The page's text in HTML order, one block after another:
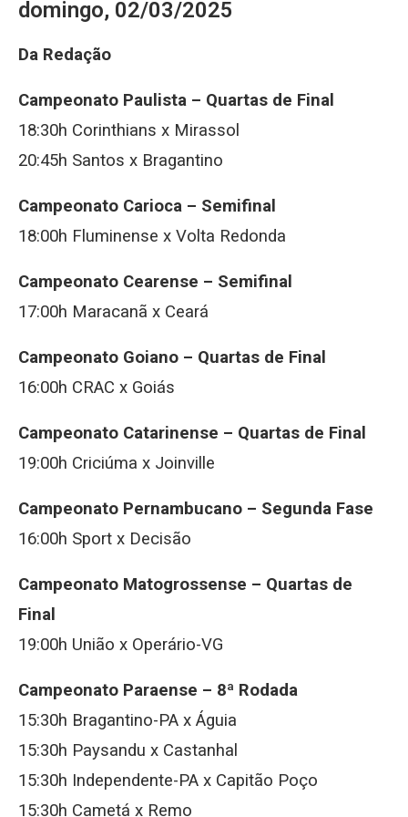
domingo, 02/03/2025
Da Redação
Campeonato Paulista – Quartas de Final
18:30h Corinthians x Mirassol
20:45h Santos x Bragantino
Campeonato Carioca – Semifinal
18:00h Fluminense x Volta Redonda
Campeonato Cearense – Semifinal
17:00h Maracanã x Ceará
Campeonato Goiano – Quartas de Final
16:00h CRAC x Goiás
Campeonato Catarinense – Quartas de Final
19:00h Criciúma x Joinville
Campeonato Pernambucano – Segunda Fase
16:00h Sport x Decisão
Campeonato Matogrossense – Quartas de
Final
19:00h União x Operário-VG
Campeonato Paraense – 8ª Rodada
15:30h Bragantino-PA x Águia
15:30h Paysandu x Castanhal
15:30h Independente-PA x Capitão Poço
15:30h Cametá x Remo